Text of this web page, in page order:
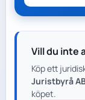
Vill du inte
Köp ett
Juristbyrå
köpet.